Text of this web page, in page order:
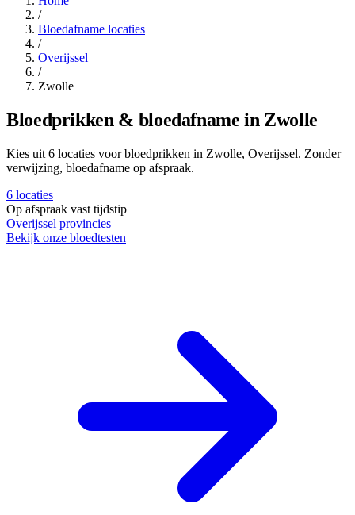
/
Bloedafname locaties
/
Overijssel
/
Zwolle
Bloedprikken & bloedafname in Zwolle
Kies uit 6 locaties voor bloedprikken in Zwolle, Overijssel. Zonder
verwijzing, bloedafname op afspraak.
6 locaties
Op afspraak vast tijdstip
Overijssel provincies
Bekijk onze bloedtesten